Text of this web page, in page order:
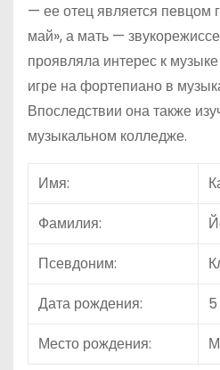
— ее отец является певцом
май», а мать —
проявляла интерес к
игре на фортепиано в
Впоследствии она также
музыкальном колледже.
Имя:
Фамилия:
Псевдоним:
Дата рождения:
Место рождения: